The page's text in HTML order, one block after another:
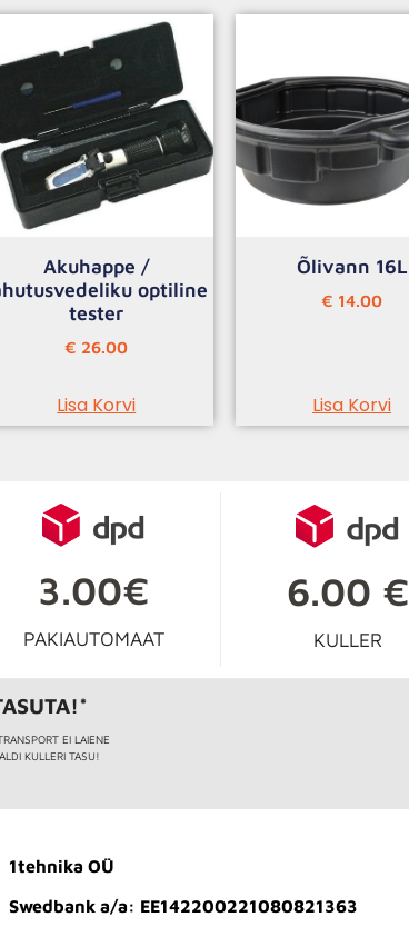
Akuhappe /
optiline
tester
€ 26.00
Lisa Korvi
Õlivann 16L
€ 14.00
Lisa Korvi
3.00€
PAKIAUTOMAAT
6.00 €
KULLER
EI LAIENE
KULLERI TASU!
1tehnika OÜ
Swedbank a/a: EE142200221080821363